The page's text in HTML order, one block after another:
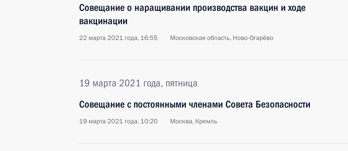
Совещание о наращивании производства вакцин и ходе
вакцинации
22 марта 2021 года, 16:55 Московская область, Ново-Огарёво
19 марта 2021 года, пятница
Совещание с постоянными членами Совета Безопасности
19 марта 2021 года, 10:20 Москва, Кремль